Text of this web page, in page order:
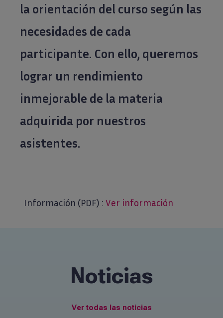
la orientación del curso según las
necesidades de cada
participante. Con ello, queremos
lograr un rendimiento
inmejorable de la materia
adquirida por nuestros
asistentes.
Información (PDF) : Ver información
Noticias
Ver todas las noticias